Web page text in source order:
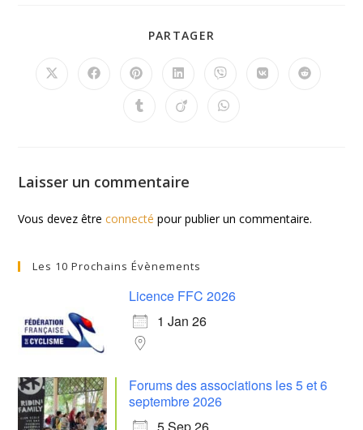
PARTAGER
Laisser un commentaire
Vous devez êtreconnecté pour publier un commentaire.
Les 10 Prochains Évènements
Licence FFC 2026
1 Jan 26
Forums des associations les 5 et 6
septembre 2026